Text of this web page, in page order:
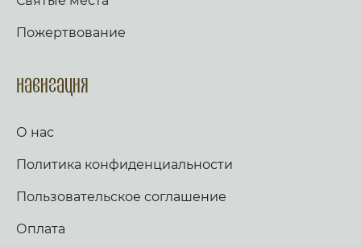
Благодатным огнем.
товаров, освященных на камне Миропомазания.
Пожертвование
Навигация
О нас
Политика конфиденциальности
Пользовательское соглашение
Оплата